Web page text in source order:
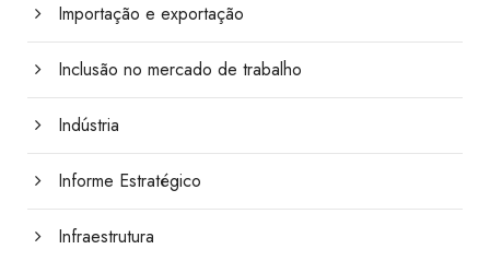
Importação e exportação
Inclusão no mercado de trabalho
Indústria
Informe Estratégico
Infraestrutura